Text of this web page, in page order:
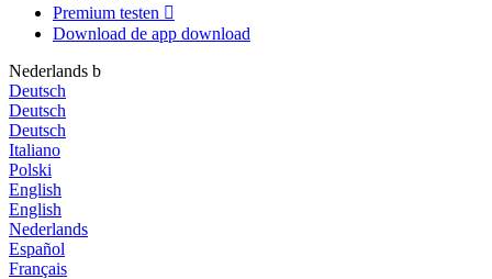
Premium testen 
Download de app download
Nederlands b
Deutsch
Deutsch
Deutsch
Italiano
Polski
English
English
Nederlands
Español
Français